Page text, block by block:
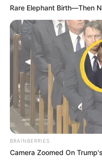
Rare Elephant Birth—Then
BRAINBERRIES
Camera Zoomed On